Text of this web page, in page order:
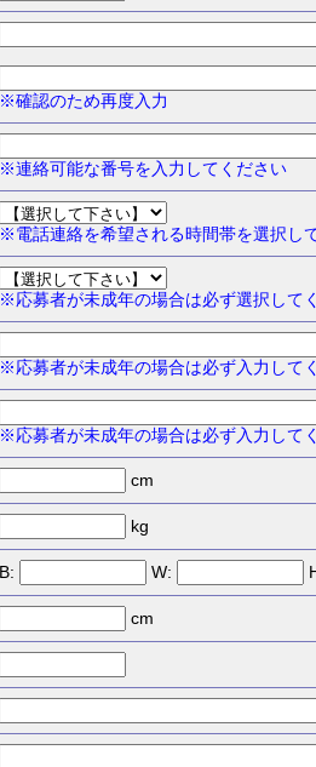
※確認のため再度入力
※連絡可能な番号を入力してください
※電話連絡を希望される時間帯を選択し
※応募者が未成年の場合は必ず選択して
※応募者が未成年の場合は必ず入力して
※応募者が未成年の場合は必ず入力して
cm
kg
B: W:
cm